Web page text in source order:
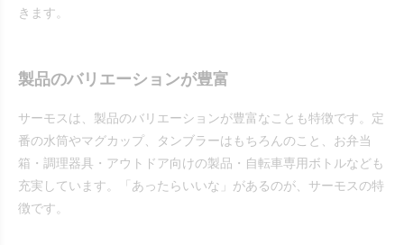
きます。
製品のバリエーションが豊富
サーモスは、製品のバリエーションが豊富なことも特徴です。定
番の水筒やマグカップ、タンブラーはもちろんのこと、お弁当
箱・調理器具・アウトドア向けの製品・自転車専用ボトルなども
充実しています。「あったらいいな」があるのが、サーモスの特
徴です。